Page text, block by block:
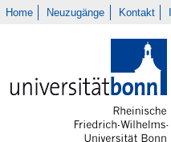
Home Neuzugänge Kontakt